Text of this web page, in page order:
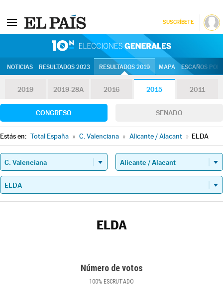
SUSCRÍBETE
NOTICIAS RESULTADOS 2023 RESULTADOS 2019 MAPA ESCAÑOS
2019 2019-28A 2016 2015 2011
CONGRESO SENADO
Estás en: Total España » C. Valenciana » Alicante / Alacant » ELDA
ELDA
Número de votos
100% ESCRUTADO